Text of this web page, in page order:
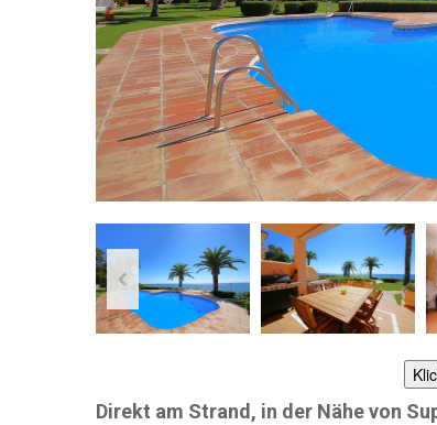
Direkt am Strand, in der Nähe von